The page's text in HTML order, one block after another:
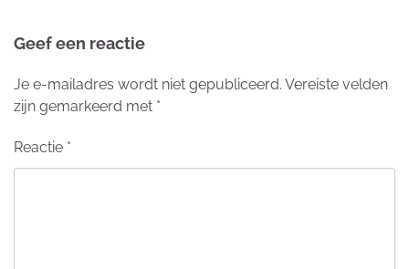
Geef een reactie
Je e-mailadres wordt niet gepubliceerd. Vereiste velden
zijn gemarkeerd met *
Reactie *